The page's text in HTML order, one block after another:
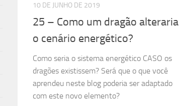
10 DE JUNHO DE 2019
25 – Como um dragão alteraria
o cenário energético?
Como seria o sistema energético CASO os
dragões existissem? Será que o que você
aprendeu neste blog poderia ser adaptado
com este novo elemento?